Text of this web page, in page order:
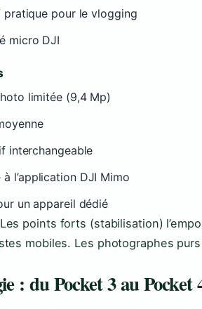
pratique pour le vlogging
micro DJI
limitée (9,4 Mp)
interchangeable
à l’application DJI Mimo
un appareil dédié
Les points forts (stabilisation)
mobiles. Les photographes
: du Pocket 3 au Pocket